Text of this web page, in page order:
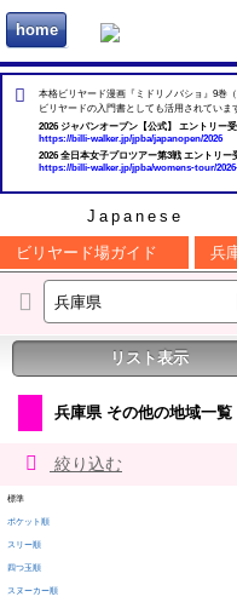
home ビリヲカ
本格ビリヤード漫画『ミドリノバショ』9巻
ビリヤードの入門書としても活用されていま
2026 ジャパンオープン【公式】 エントリー
https://billi-walker.jp/jpba/japanopen/2026
2026 全日本女子プロツアー第3戦 エントリー
https://billi-walker.jp/jpba/womens-tour/
Japanese
ビリヤード場ガイド
兵
リスト表示
兵庫県 その他の地域一覧
絞り込む
標準
ポケット順
スリー順
四つ玉順
スヌーカー順